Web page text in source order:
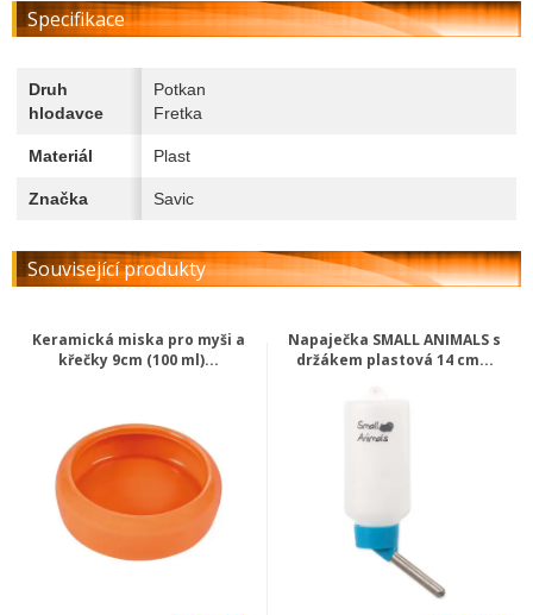
Specifikace
Druh
hlodavce
Potkan
Fretka
Materiál Plast
Značka Savic
Související produkty
Keramická miska pro myši a
křečky 9cm (100 ml)...
Napaječka SMALL ANIMALS s
držákem plastová 14 cm...